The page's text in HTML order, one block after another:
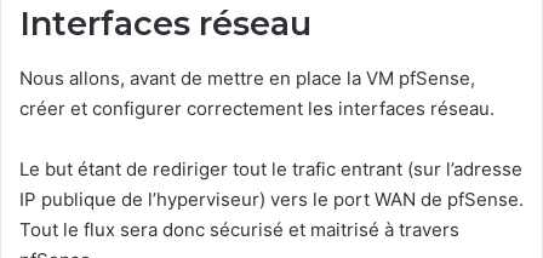
Interfaces réseau
Nous allons, avant de mettre en place la VM pfSense,
créer et configurer correctement les interfaces réseau.
Le but étant de rediriger tout le trafic entrant (sur l’adresse
IP publique de l’hyperviseur) vers le port WAN de pfSense.
Tout le flux sera donc sécurisé et maitrisé à travers